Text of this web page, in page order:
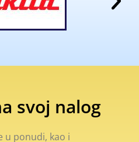
svoj nalog
u ponudi, kao i